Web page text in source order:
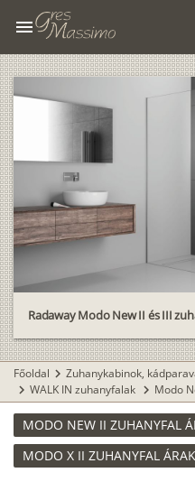
menu
Radaway Modo New II és III
Főoldal chevron_right Zuhanykabinok,
chevron_right WALK IN zuhanyfalak chevron_right Modo
MODO NEW II ZUHANYFAL
MODO X II ZUHANYFAL ÁRAK